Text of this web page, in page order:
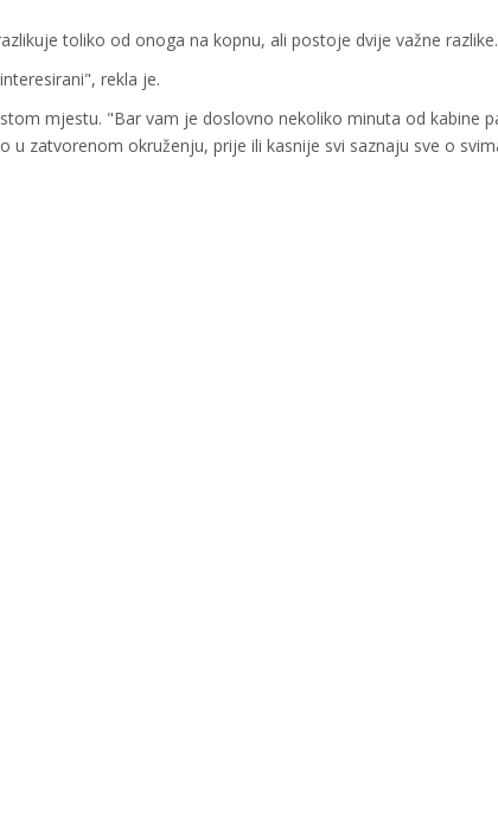
toliko od onoga na kopnu, ali postoje dvije važne razlike.
rekla je.
mjestu. "Bar vam je doslovno nekoliko minuta od kabine
u zatvorenom okruženju, prije ili kasnije svi saznaju sve o